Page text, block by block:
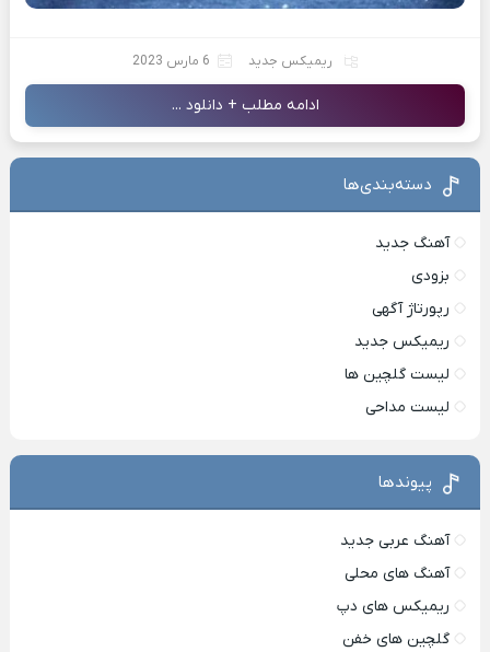
ریمیکس جدید 6 مارس 2023
ادامه مطلب + دانلود ...
دسته‌بندی‌ها
آهنگ جدید
بزودی
رپورتاژ آگهی
ریمیکس جدید
لیست گلچین ها
لیست مداحی
پیوندها
آهنگ عربی جدید
آهنگ های محلی
ریمیکس های دپ
گلچین های خفن